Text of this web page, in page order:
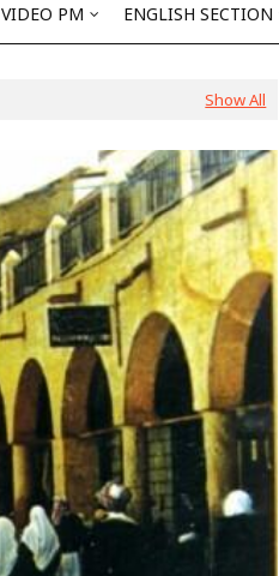
VIDEO PM ENGLISH SECTION
Show All